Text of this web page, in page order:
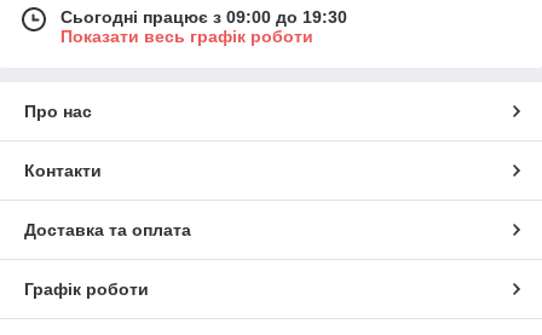
Сьогодні працює з 09:00 до 19:30
Показати весь графік роботи
Про нас
Контакти
Доставка та оплата
Графік роботи